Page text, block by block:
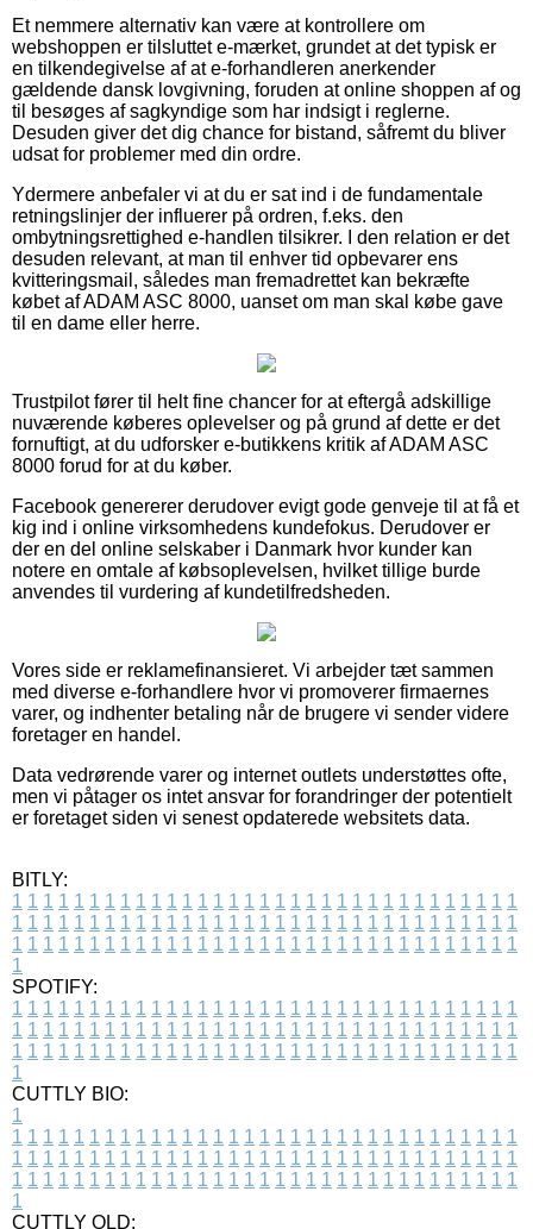
Et nemmere alternativ kan være at kontrollere om
webshoppen er tilsluttet e-mærket, grundet at det typisk er
en tilkendegivelse af at e-forhandleren anerkender
gældende dansk lovgivning, foruden at online shoppen af og
til besøges af sagkyndige som har indsigt i reglerne.
Desuden giver det dig chance for bistand, såfremt du bliver
udsat for problemer med din ordre.
Ydermere anbefaler vi at du er sat ind i de fundamentale
retningslinjer der influerer på ordren, f.eks. den
ombytningsrettighed e-handlen tilsikrer. I den relation er det
desuden relevant, at man til enhver tid opbevarer ens
kvitteringsmail, således man fremadrettet kan bekræfte
købet af ADAM ASC 8000, uanset om man skal købe gave
til en dame eller herre.
Trustpilot fører til helt fine chancer for at eftergå adskillige
nuværende køberes oplevelser og på grund af dette er det
fornuftigt, at du udforsker e-butikkens kritik af ADAM ASC
8000 forud for at du køber.
Facebook genererer derudover evigt gode genveje til at få et
kig ind i online virksomhedens kundefokus. Derudover er
der en del online selskaber i Danmark hvor kunder kan
notere en omtale af købsoplevelsen, hvilket tillige burde
anvendes til vurdering af kundetilfredsheden.
Vores side er reklamefinansieret. Vi arbejder tæt sammen
med diverse e-forhandlere hvor vi promoverer firmaernes
varer, og indhenter betaling når de brugere vi sender videre
foretager en handel.
Data vedrørende varer og internet outlets understøttes ofte,
men vi påtager os intet ansvar for forandringer der potentielt
er foretaget siden vi senest opdaterede websitets data.
BITLY:
1 1 1 1 1 1 1 1 1 1 1 1 1 1 1 1 1 1 1 1 1 1 1 1 1 1 1 1 1 1 1 1 1
1 1 1 1 1 1 1 1 1 1 1 1 1 1 1 1 1 1 1 1 1 1 1 1 1 1 1 1 1 1 1 1 1
1 1 1 1 1 1 1 1 1 1 1 1 1 1 1 1 1 1 1 1 1 1 1 1 1 1 1 1 1 1 1 1 1
1
SPOTIFY:
1 1 1 1 1 1 1 1 1 1 1 1 1 1 1 1 1 1 1 1 1 1 1 1 1 1 1 1 1 1 1 1 1
1 1 1 1 1 1 1 1 1 1 1 1 1 1 1 1 1 1 1 1 1 1 1 1 1 1 1 1 1 1 1 1 1
1 1 1 1 1 1 1 1 1 1 1 1 1 1 1 1 1 1 1 1 1 1 1 1 1 1 1 1 1 1 1 1 1
1
CUTTLY BIO:
1
1 1 1 1 1 1 1 1 1 1 1 1 1 1 1 1 1 1 1 1 1 1 1 1 1 1 1 1 1 1 1 1 1
1 1 1 1 1 1 1 1 1 1 1 1 1 1 1 1 1 1 1 1 1 1 1 1 1 1 1 1 1 1 1 1 1
1 1 1 1 1 1 1 1 1 1 1 1 1 1 1 1 1 1 1 1 1 1 1 1 1 1 1 1 1 1 1 1 1
1
CUTTLY OLD: